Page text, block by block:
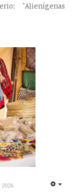
"Alienígenas
2026